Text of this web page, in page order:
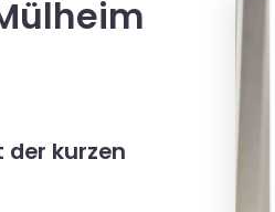
der kurzen